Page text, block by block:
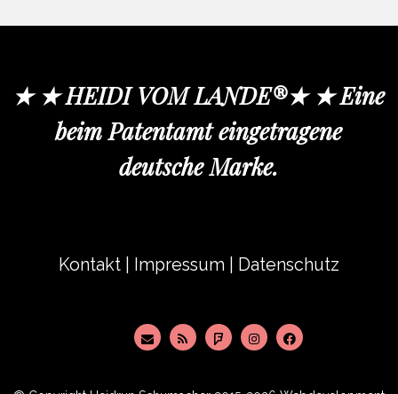
★ ★ HEIDI VOM LANDE®★ ★ Eine
beim Patentamt eingetragene
deutsche Marke.
Kontakt Impressum Datenschutz